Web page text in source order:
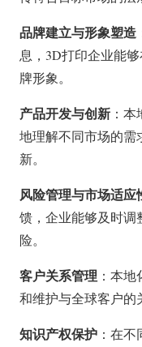
品牌建立与形象塑造
息，3D打印企业能
牌形象。
产品开发与创新 ：
地理解不同市场的需
新。
风险管理与市场适应
馈，企业能够及时调
险。
客户关系管理 ：本
和维护与全球客户的
知识产权保护 ：在